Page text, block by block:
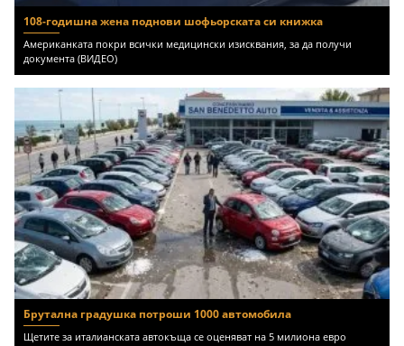
108-годишна жена поднови шофьорската си книжка
Американката покри всички медицински изисквания, за да получи
документа (ВИДЕО)
Брутална градушка потроши 1000 автомобила
Щетите за италианската автокъща се оценяват на 5 милиона евро